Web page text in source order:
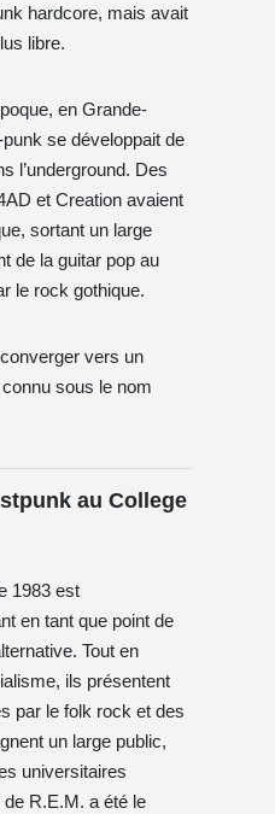
hardcore, mais avait
libre.
en Grande-
se développait de
l’underground. Des
et Creation avaient
sortant un large
de la guitar pop au
le rock gothique.
vers un
sous le nom
au College
1983 est
en tant que point de
Tout en
ils présentent
par le folk rock et des
un large public,
universitaires
R.E.M. a été le